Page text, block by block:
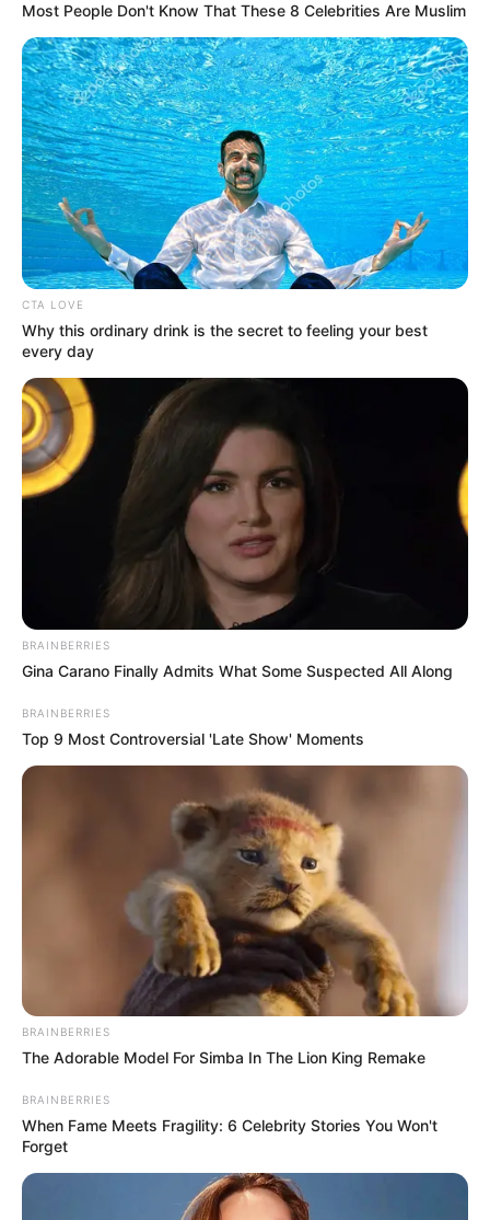
subió al podio
iberoamericano
ATLETISMO
Atletas del Atlántico se
destacaron en Nacional
U14 y U16 en Bogotá: 20
preseas y un récord
nacional
este fin de semana:
SAN GIL
Más de 1.000 atletas
hicieron historia en la
segunda Media Maratón
UNISANGIL – UNAB 2026
en San Gil
Tolima se prepara para
Maratón Dulima 2026 y
estarán destacados
deportistas
CARGAR MÁS
TEMAS DESTACADOS
FUERTES LLUVIAS
LIGA BETPLAY
METRO DE MEDELLÍN
CORTES DE LUZ
FENÓMENO DEL NIÑO
Most People Don't Know That These 8 Celebrities Are Muslim
CTA LOVE
Why this ordinary drink is the secret to feeling your best
every day
BRAINBERRIES
Gina Carano Finally Admits What Some Suspected All Along
BRAINBERRIES
Top 9 Most Controversial 'Late Show' Moments
BRAINBERRIES
The Adorable Model For Simba In The Lion King Remake
BRAINBERRIES
When Fame Meets Fragility: 6 Celebrity Stories You Won't
Forget